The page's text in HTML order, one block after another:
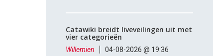
Catawiki breidt liveveilingen uit met
vier categorieën
Willemien
04-08-2026 @ 19:36